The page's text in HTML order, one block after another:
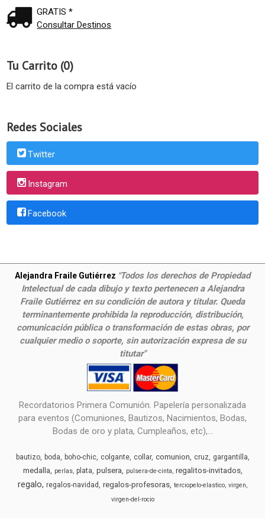
GRATIS *
Consultar Destinos
Tu Carrito (0)
El carrito de la compra está vacío
Redes Sociales
Twitter
Instagram
Facebook
Alejandra Fraile Gutiérrez "Todos los derechos de Propiedad
Intelectual de cada dibujo y texto pertenecen a Alejandra
Fraile Gutiérrez en su condición de autora y titular. Queda
terminantemente prohibida la reproducción, distribución,
comunicación pública o transformación de estas obras, por
cualquier medio o soporte, sin autorización expresa de su
titutar"
Recordatorios Primera Comunión. Papelería personalizada
para eventos (Comuniones, Bautizos, Nacimientos, Bodas,
Bodas de oro y plata, Cumpleaños, etc),...
bautizo boda boho-chic colgante collar comunion cruz gargantilla
medalla perlas plata pulsera pulsera-de-cinta regalitos-invitados
regalo regalos-navidad regalos-profesoras terciopelo-elastico virgen
virgen-del-rocio